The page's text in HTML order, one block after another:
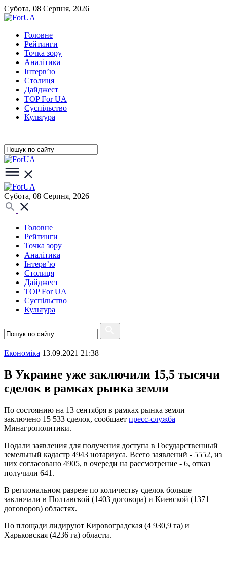
Субота, 08 Серпня, 2026
Головне
Рейтинги
Точка зору
Аналітика
Інтерв’ю
Столиця
Дайджест
TOP For UA
Суспiльство
Культура
Субота, 08 Серпня, 2026
Головне
Рейтинги
Точка зору
Аналітика
Інтерв’ю
Столиця
Дайджест
TOP For UA
Суспiльство
Культура
Економіка 13.09.2021 21:38
В Украине уже заключили 15,5 тысячи
сделок в рамках рынка земли
По состоянию на 13 сентября в рамках рынка земли
заключено 15 533 сделок, сообщает пресс-служба
Минагрополитики.
Подали заявления для получения доступа в Государственный
земельный кадастр 4943 нотариуса. Всего заявлений - 5552, из
них согласовано 4905, в очереди на рассмотрение - 6, отказ
получили 641.
В региональном разрезе по количеству сделок больше
заключали в Полтавской (1403 договора) и Киевской (1371
договоров) областях.
По площади лидируют Кировоградская (4 930,9 га) и
Харьковская (4236 га) области.